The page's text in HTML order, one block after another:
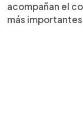
acompañan el
más